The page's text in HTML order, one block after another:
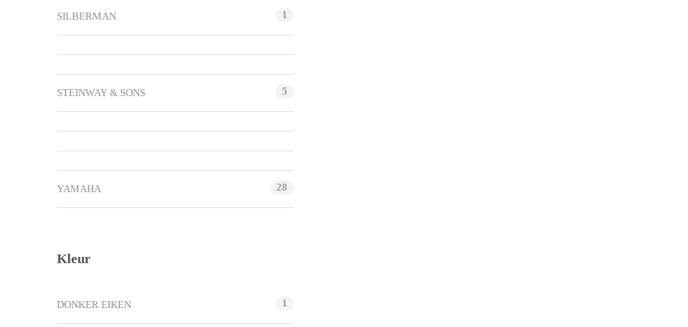
SILBERMAN 1
STEINWAY & SONS 5
YAMAHA 28
Kleur
DONKER EIKEN 1